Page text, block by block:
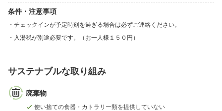
条件・注意事項
チェックインが予定時刻を過ぎる場合は必ずご連絡ください。
入湯税が別途必要です。（お一人様１５０円）
サステナブルな取り組み
廃棄物
使い捨ての食器・カトラリー類を提供していない